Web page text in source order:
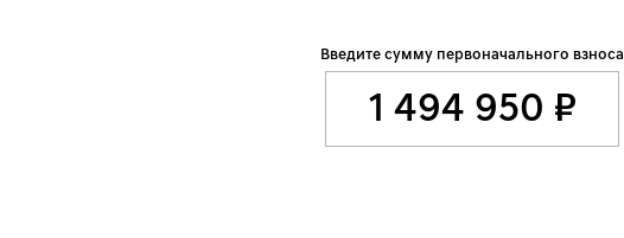
Введите сумму первоначального взноса